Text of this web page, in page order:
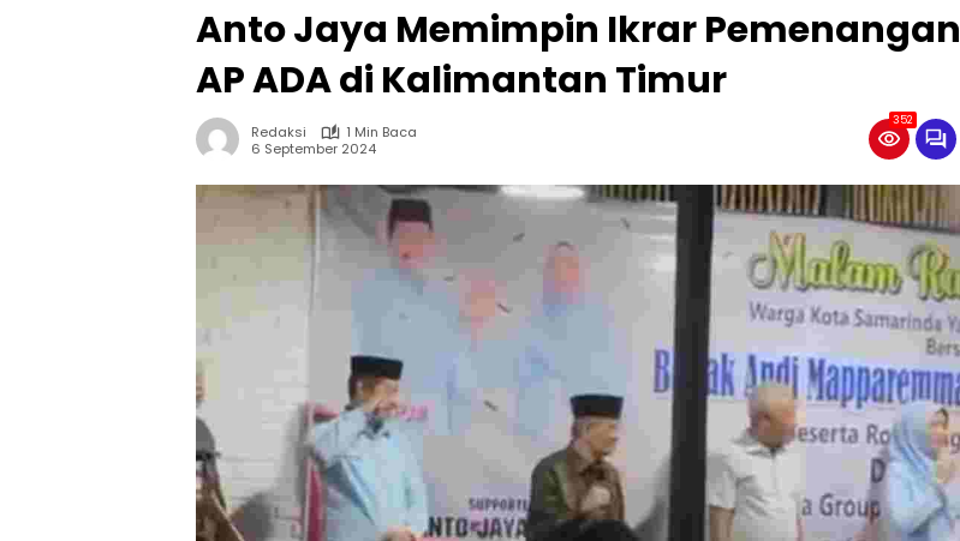
Anto Jaya Memimpin Ikrar Pemenangan
AP ADA di Kalimantan Timur
Redaksi
1 Min Baca
6 September 2024
352